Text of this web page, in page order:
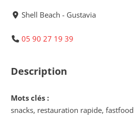
Shell Beach - Gustavia
05 90 27 19 39
Description
Mots clés :
snacks, restauration rapide, fastfood